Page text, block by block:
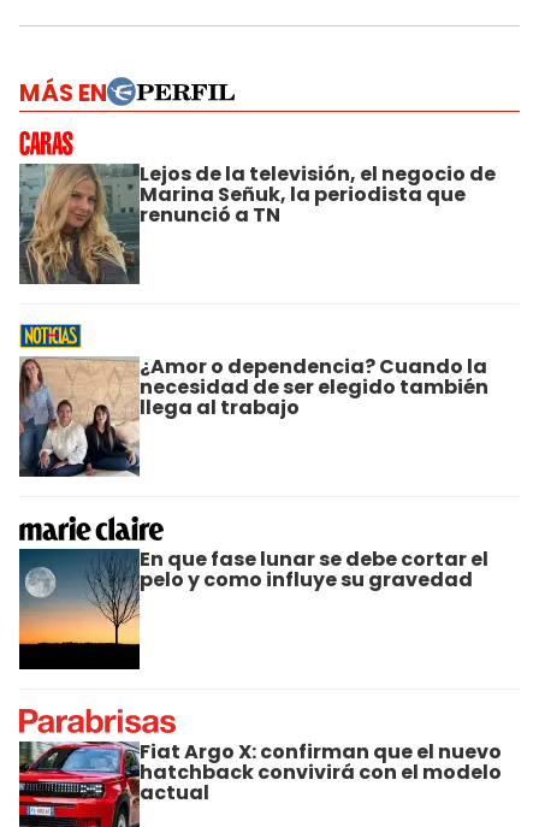
MÁS EN
Lejos de la televisión, el negocio de
Marina Señuk, la periodista que
renunció a TN
¿Amor o dependencia? Cuando la
necesidad de ser elegido también
llega al trabajo
En que fase lunar se debe cortar el
pelo y como influye su gravedad
Fiat Argo X: confirman que el nuevo
hatchback convivirá con el modelo
actual